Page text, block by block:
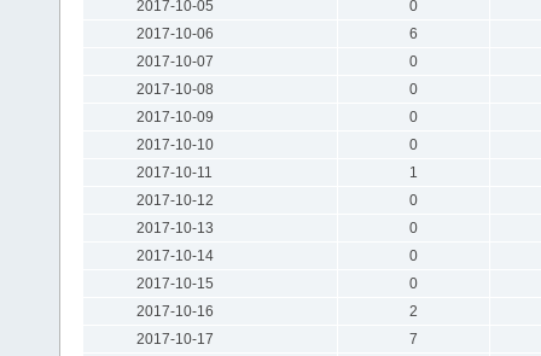
2017-10-05
0
2017-10-06
6
2017-10-07
0
2017-10-08
0
2017-10-09
0
2017-10-10
0
2017-10-11
1
2017-10-12
0
2017-10-13
0
2017-10-14
0
2017-10-15
0
2017-10-16
2
2017-10-17
7